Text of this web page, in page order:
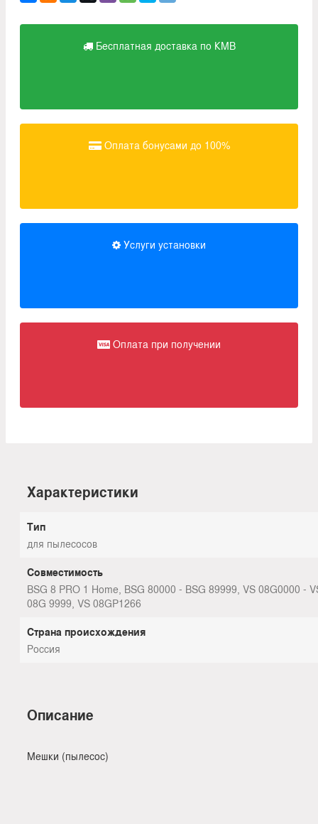
Бесплатная доставка по КМВ
Оплата бонусами до 100%
Услуги установки
Оплата при получении
Характеристики
Тип
для пылесосов
Совместимость
BSG 8 PRO 1 Home, BSG 80000 - BSG 89999, VS 08G0000 -
08G 9999, VS 08GP1266
Страна происхождения
Россия
Описание
Мешки (пылесос)